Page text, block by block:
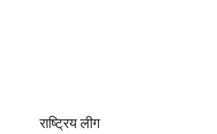
राष्ट्रिय लीग